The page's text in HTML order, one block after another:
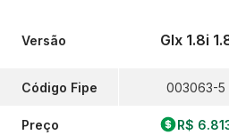
Versão
Código Fipe
Preço
Glx 1.8i
003063-5
R$